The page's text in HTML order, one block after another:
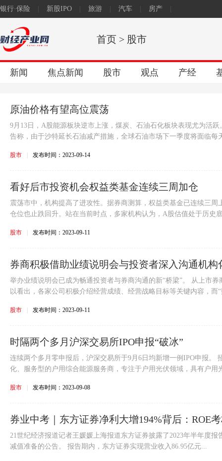
银行·保险 新股IPO 旅游 汽车 房产
首页 > 股市
新闻 焦点新闻 股市 观点 产经
原油价格有望高位震荡
9月13日，A股能源板块逆市上涨，煤炭、石油石化板块表现尤为活
告称，由于沙特延长石油减产措施，全球石油市场下一季度将面临每
股市 发布时间：2023-09-14
看好后市投资机会权益类基金连续三周加仓
震荡市中，机构提高了进攻性。据券商测算，权益类基金已连续三周
仓位也止跌回升。站在当前时点，多家机构认为，A股估值处于历史
股市 发布时间：2023-09-11
券商积极借助业绩说明会与投资者深入沟通机
证券业高
举办业绩说明会已成为畅通投资者与券商沟通的新“桥梁”。 从上市
以看出，各家公司积极介绍经营成绩、经营战略目标等关键内容，而
股市 发布时间：2023-09-11
时隔两个多月沪深交易所IPO申报“破冰”
连续两个多月零申报后，沪深交易所于9月6日均新增一例IPO申报。
化、服务型的户用综合能源服务商，专注于户用光伏领域，具有户用
股市 发布时间：2023-09-08
券业中考｜东方证券净利大增194%背后：ROE
21世纪经济报道记者王媛媛上海报道东方证券披露了2023年半年度
减值准备的公告。 报告期内，东方证券实现营业收入86.95亿元...